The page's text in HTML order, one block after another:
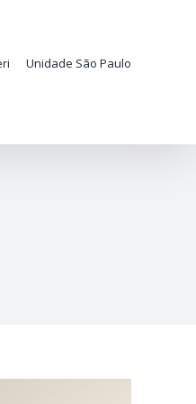
Unidade São Paulo